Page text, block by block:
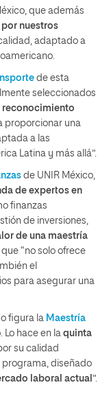
que además
por nuestros
adaptado a
de esta
seleccionados
reconocimiento
proporcionar una
a las
Latina y más allá”.
de UNIR México,
de expertos en
finanzas
de inversiones,
de una maestría
“no solo ofrece
el
para asegurar una
figura la Maestría
Lo hace en la quinta
su calidad
diseñado
laboral actual ”.